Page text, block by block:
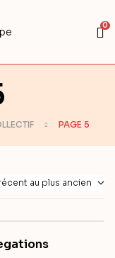
0
PAGE 5